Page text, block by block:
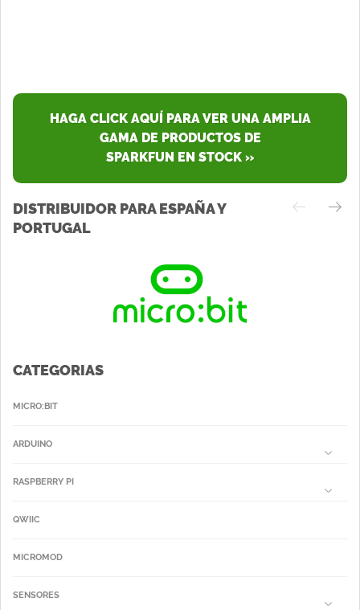
HAGA CLICK AQUÍ PARA VER UNA AMPLIA
GAMA DE PRODUCTOS DE
SPARKFUN EN STOCK »
DISTRIBUIDOR PARA ESPAÑA Y
PORTUGAL
CATEGORIAS
MICRO:BIT
ARDUINO
RASPBERRY PI
QWIIC
MICROMOD
SENSORES